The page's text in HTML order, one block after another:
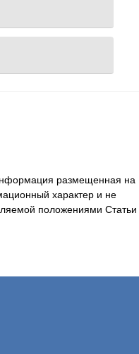
размещенная на
характер и не
положениями Статьи